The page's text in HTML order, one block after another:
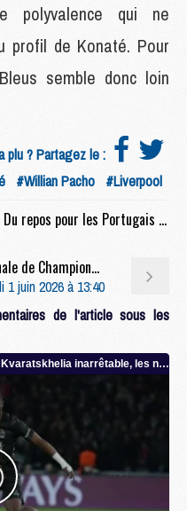
polyvalence qui ne
profil de Konaté. Pour
semble donc loin
plu ? Partagez le :
#Willian Pacho #Liverpool
Coupe du monde 2026 : Du repos pour les Portugais du PSG, pas pour les Français
Europe : Où et quand se jouera la finale de Champions League 2027 ?
1 juin 2026 à 13:40
de l'article sous les